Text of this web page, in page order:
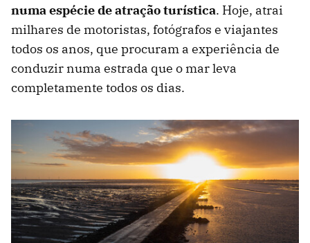
numa espécie de atração turística. Hoje, atrai
milhares de motoristas, fotógrafos e viajantes
todos os anos, que procuram a experiência de
conduzir numa estrada que o mar leva
completamente todos os dias.